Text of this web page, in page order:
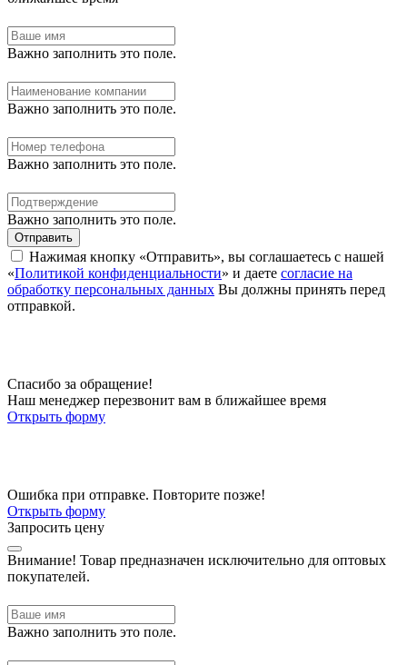
Важно заполнить это поле.
Важно заполнить это поле.
Важно заполнить это поле.
Важно заполнить это поле.
Отправить
Нажимая кнопку «Отправить», вы соглашаетесь с нашей
«Политикой конфиденциальности» и даете согласие на
обработку персональных данных Вы должны принять перед
отправкой.
Спасибо за обращение!
Наш менеджер перезвонит вам в ближайшее время
Открыть форму
Ошибка при отправке. Повторите позже!
Открыть форму
Запросить цену
Внимание! Товар предназначен исключительно для оптовых
покупателей.
Важно заполнить это поле.